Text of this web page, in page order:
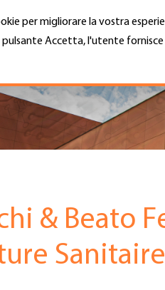
per migliorare la vostra
pulsante Accetta, l'utente
& Beato